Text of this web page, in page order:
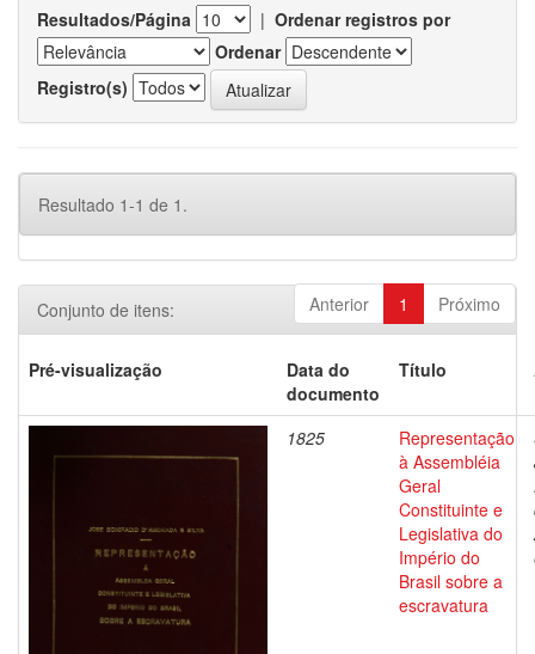
Resultados/Página | Ordenar registros por
Ordenar
Registro(s)
Resultado 1-1 de 1.
Anterior 1 Próximo
Conjunto de itens:
Pré-visualização
Data do
documento
Título
1825
Representação
à Assembléia
Geral
Constituinte e
Legislativa do
Império do
Brasil sobre a
escravatura